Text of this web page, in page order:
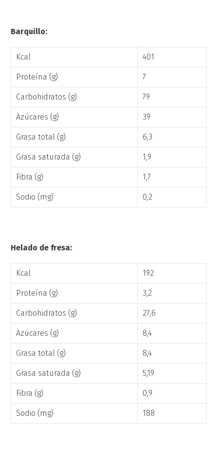
Barquillo:
Kcal 401
Proteína (g) 7
Carbohidratos (g) 79
Azúcares (g) 39
Grasa total (g) 6,3
Grasa saturada (g) 1,9
Fibra (g) 1,7
Sodio (mg) 0,2
Helado de fresa:
Kcal 192
Proteína (g) 3,2
Carbohidratos (g) 27,6
Azúcares (g) 8,4
Grasa total (g) 8,4
Grasa saturada (g) 5,19
Fibra (g) 0,9
Sodio (mg) 188